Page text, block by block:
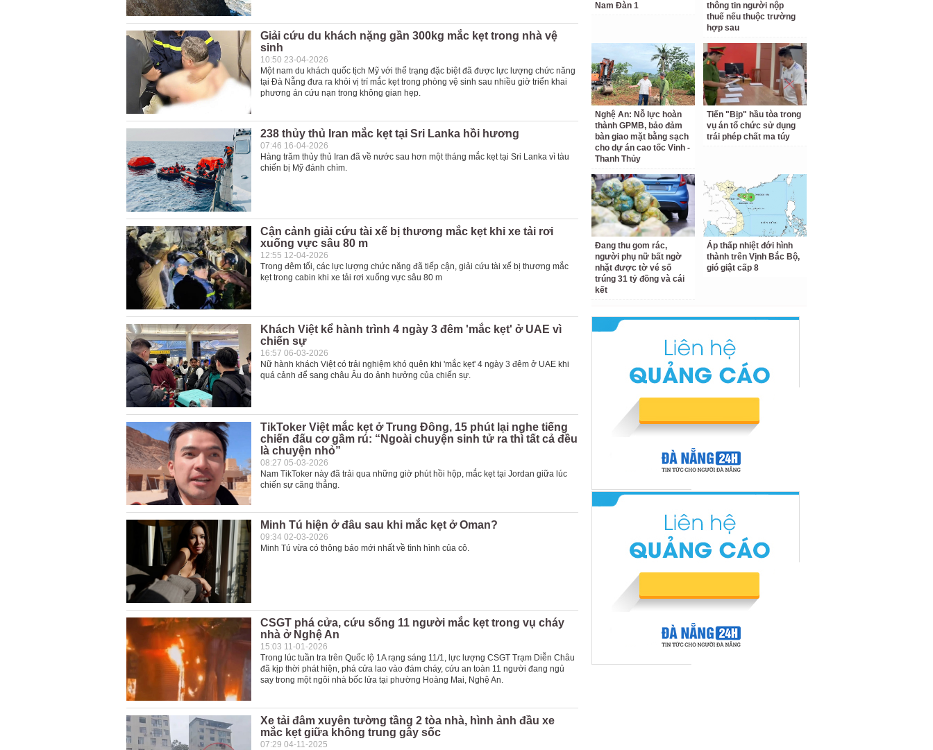
Giải cứu du khách nặng gần 300kg mắc kẹt trong nhà vệ
sinh
10:50 23-04-2026
Một nam du khách quốc tịch Mỹ với thể trạng đặc biệt đã được lực lượng chức năng
tại Đà Nẵng đưa ra khỏi vị trí mắc kẹt trong phòng vệ sinh sau nhiều giờ triển khai
phương án cứu nạn trong không gian hẹp.
238 thủy thủ Iran mắc kẹt tại Sri Lanka hồi hương
07:46 16-04-2026
Hàng trăm thủy thủ Iran đã về nước sau hơn một tháng mắc kẹt tại Sri Lanka vì tàu
chiến bị Mỹ đánh chìm.
Cận cảnh giải cứu tài xế bị thương mắc kẹt khi xe tải rơi
xuống vực sâu 80 m
12:55 12-04-2026
Trong đêm tối, các lực lượng chức năng đã tiếp cận, giải cứu tài xế bị thương mắc
kẹt trong cabin khi xe tải rơi xuống vực sâu 80 m
Khách Việt kể hành trình 4 ngày 3 đêm 'mắc kẹt' ở UAE vì
chiến sự
16:57 06-03-2026
Nữ hành khách Việt có trải nghiệm khó quên khi 'mắc kẹt' 4 ngày 3 đêm ở UAE khi
quá cảnh để sang châu Âu do ảnh hưởng của chiến sự.
TikToker Việt mắc kẹt ở Trung Đông, 15 phút lại nghe tiếng
chiến đấu cơ gầm rú: “Ngoài chuyện sinh tử ra thì tất cả đều
là chuyện nhỏ”
08:27 05-03-2026
Nam TikToker này đã trải qua những giờ phút hồi hộp, mắc kẹt tại Jordan giữa lúc
chiến sự căng thẳng.
Minh Tú hiện ở đâu sau khi mắc kẹt ở Oman?
09:34 02-03-2026
Minh Tú vừa có thông báo mới nhất về tình hình của cô.
CSGT phá cửa, cứu sống 11 người mắc kẹt trong vụ cháy
nhà ở Nghệ An
15:03 11-01-2026
Trong lúc tuần tra trên Quốc lộ 1A rạng sáng 11/1, lực lượng CSGT Trạm Diễn Châu
đã kịp thời phát hiện, phá cửa lao vào đám cháy, cứu an toàn 11 người đang ngủ
say trong một ngôi nhà bốc lửa tại phường Hoàng Mai, Nghệ An.
Xe tải đâm xuyên tường tầng 2 tòa nhà, hình ảnh đầu xe
mắc kẹt giữa không trung gây sốc
07:29 04-11-2025
Nam Đàn 1
thông tin người nộp
thuế nếu thuộc trường
hợp sau
Nghệ An: Nỗ lực hoàn
thành GPMB, bảo đảm
bàn giao mặt bằng sạch
cho dự án cao tốc Vinh -
Thanh Thủy
Tiến "Bịp" hầu tòa trong
vụ án tổ chức sử dụng
trái phép chất ma túy
Đang thu gom rác,
người phụ nữ bất ngờ
nhặt được tờ vé số
trúng 31 tỷ đồng và cái
kết
Áp thấp nhiệt đới hình
thành trên Vịnh Bắc Bộ,
gió giật cấp 8